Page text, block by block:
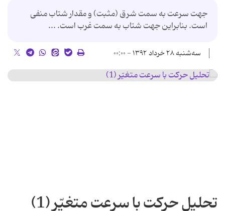
جهت سرعت به سمت شرق (مثبت) و مقدار شتاب منفی
است. بنابراین جهت شتاب به سمت غرب است. ...
سه‌شنبه ۲۸ خرداد ۱۳۹۲ - ۰۰:۰۰
تحلیل حركت با سرعت متغیّر (1)